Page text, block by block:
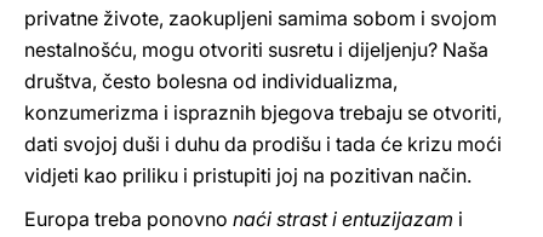
privatne živote, zaokupljeni samima sobom i svojom
nestalnošću, mogu otvoriti susretu i dijeljenju? Naša
društva, često bolesna od individualizma,
konzumerizma i ispraznih bjegova trebaju se otvoriti,
dati svojoj duši i duhu da prodišu i tada će krizu moći
vidjeti kao priliku i pristupiti joj na pozitivan način.
Europa treba ponovno naći strast i entuzijazam i